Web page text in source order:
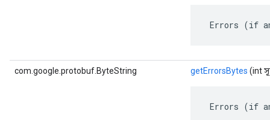
Errors (if
com.google.protobuf.ByteString getErrorsBytes (int
Errors (if